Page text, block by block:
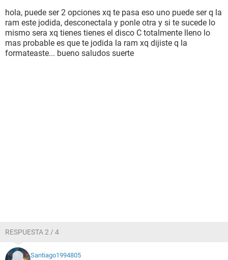
hola, puede ser 2 opciones xq te pasa eso uno puede ser q la
ram este jodida, desconectala y ponle otra y si te sucede lo
mismo sera xq tienes tienes el disco C totalmente lleno lo
mas probable es que te jodida la ram xq dijiste q la
formateaste... bueno saludos suerte
RESPUESTA 2 / 4
Santiago1994805